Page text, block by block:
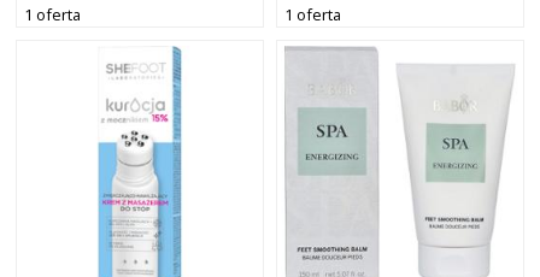
1 oferta 1 oferta